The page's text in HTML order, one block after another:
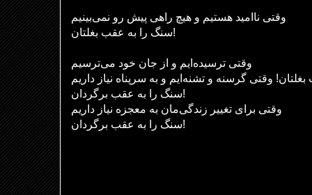
وقتی ناامید هستیم و هیچ راهی پیش رو نمی‌بینیم
سنگ را به عقب بغلتان!
وقتی ترسیده‌ایم و از جان خود می‌ترسیم
وقتی گرسنه و تشنه‌ایم و به سرپناه نیاز داریم
سنگ را به عقب برگردان!
وقتی برای تغییر زندگی‌مان به معجزه نیاز داریم
سنگ را به عقب برگردان!